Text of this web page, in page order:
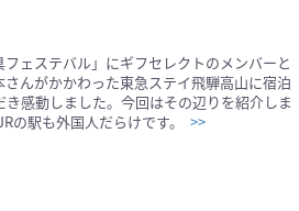
ェステバル」にギフセレクトのメンバーと
んがかかわった東急ステイ飛騨高山に宿泊
感動しました。今回はその辺りを紹介しま
の駅も外国人だらけです。
>>